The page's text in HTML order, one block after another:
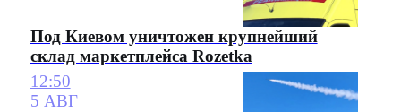
Под Киевом уничтожен крупнейший
склад маркетплейса Rozetka
12:50
5 АВГ